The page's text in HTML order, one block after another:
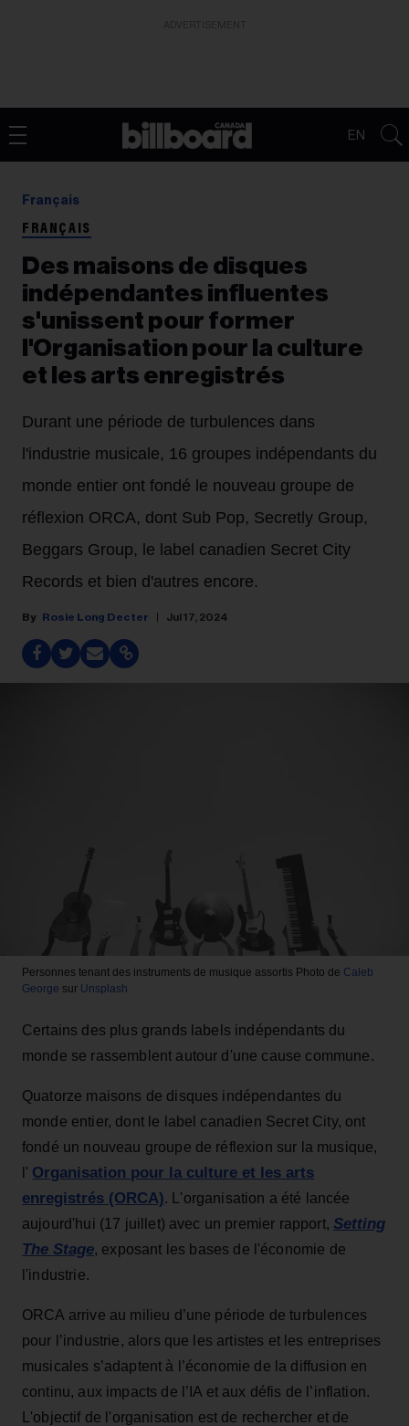
EN
Français
FRANÇAIS
Des maisons de disques
indépendantes influentes
s'unissent pour former
l'Organisation pour la culture
et les arts enregistrés
Durant une période de turbulences dans
l'industrie musicale, 16 groupes indépendants du
monde entier ont fondé le nouveau groupe de
réflexion ORCA, dont Sub Pop, Secretly Group,
Beggars Group, le label canadien Secret City
Records et bien d'autres encore.
Rosie Long Decter Jul 17, 2024
Personnes tenant des instruments de musique assortis Photo de Caleb
George sur Unsplash
Certains des plus grands labels indépendants du
monde se rassemblent autour d'une cause commune.
Quatorze maisons de disques indépendantes du
monde entier, dont le label canadien Secret City, ont
fondé un nouveau groupe de réflexion sur la musique,
l' Organisation pour la culture et les arts
enregistrés (ORCA). L'organisation a été lancée
aujourd'hui (17 juillet) avec un premier rapport,Setting
The Stage, exposant les bases de l'économie de
l'industrie.
ORCA arrive au milieu d’une période de turbulences
pour l’industrie, alors que les artistes et les entreprises
musicales s’adaptent à l’économie de la diffusion en
continu, aux impacts de l’IA et aux défis de l’inflation.
L'objectif de l'organisation est de rechercher et de